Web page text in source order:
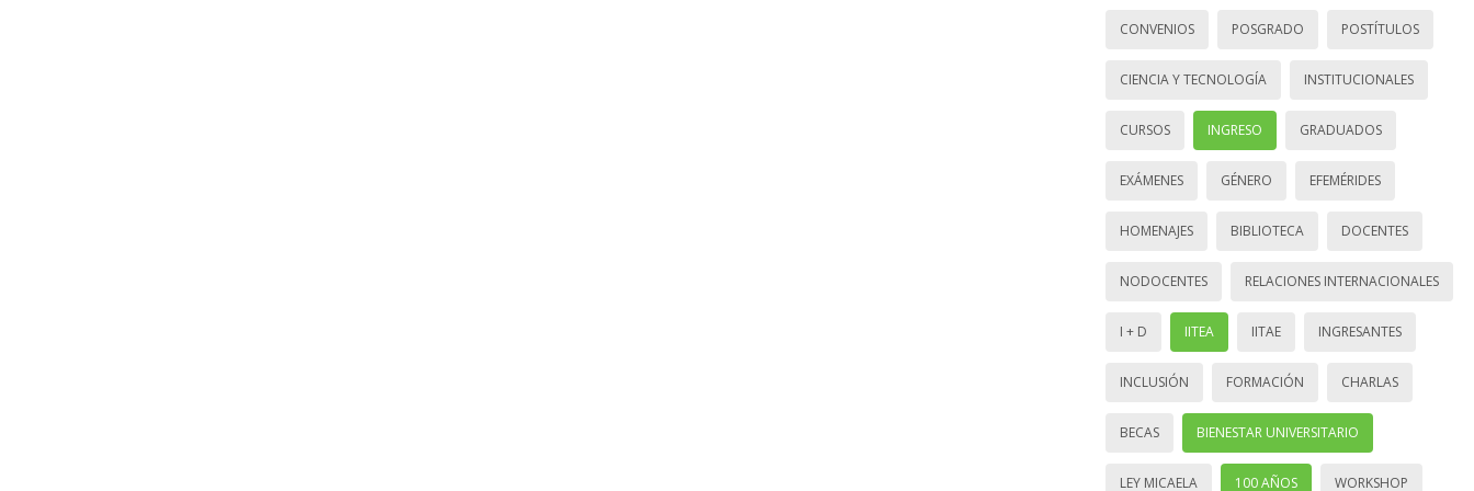
CONVENIOS POSGRADO POSTÍTULOS
CIENCIA Y TECNOLOGÍA INSTITUCIONALES
CURSOS INGRESO GRADUADOS
EXÁMENES GÉNERO EFEMÉRIDES
HOMENAJES BIBLIOTECA DOCENTES
NODOCENTES RELACIONES INTERNACIONALES
I + D IITEA IITAE INGRESANTES
INCLUSIÓN FORMACIÓN CHARLAS
BECAS BIENESTAR UNIVERSITARIO
LEY MICAELA 100 AÑOS WORKSHOP